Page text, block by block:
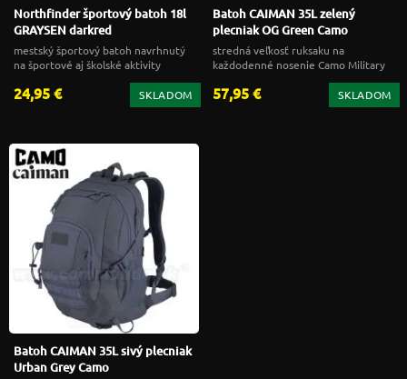
Northfinder športový batoh 18l
GRAYSEN darkred
mestský športový batoh navrhnutý
na športové aj školské aktivity
24,95 € SKLADOM
Batoh CAIMAN 35L zelený
plecniak OG Green Camo
stredná veľkosť ruksaku na
každodenné nosenie Camo Military
57,95 € SKLADOM
Batoh CAIMAN 35L sivý plecniak
Urban Grey Camo